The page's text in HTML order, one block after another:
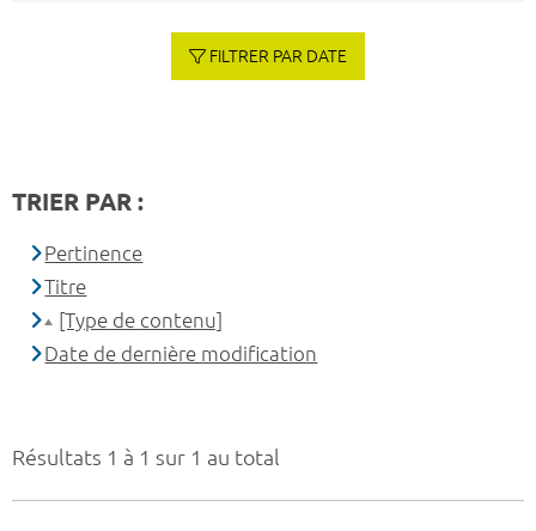
Résultats 1 à 1 sur 1 au total
FILTRER PAR DATE
TRIER PAR :
Pertinence
Titre
[Type de contenu]
Date de dernière modification